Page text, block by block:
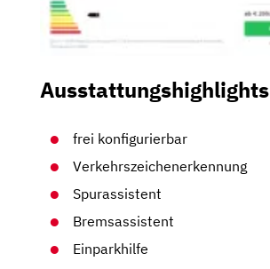
Ausstattungshighlights
frei konfigurierbar
Verkehrszeichenerkennung
Spurassistent
Bremsassistent
Einparkhilfe